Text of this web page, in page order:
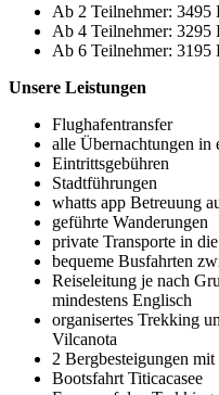
Ab 2 Teilnehmer: 3495
Ab 4 Teilnehmer: 3295
Ab 6 Teilnehmer: 3195
Unsere Leistungen
Flughafentransfer
alle Übernachtungen in
Eintrittsgebühren
Stadtführungen
whatts app Betreuung
geführte Wanderungen
private Transporte in
bequeme Busfahrten
Reiseleitung je nach
mindestens Englisch
organisertes Trekking
Vilcanota
2 Bergbesteigungen
Bootsfahrt Titicacasee